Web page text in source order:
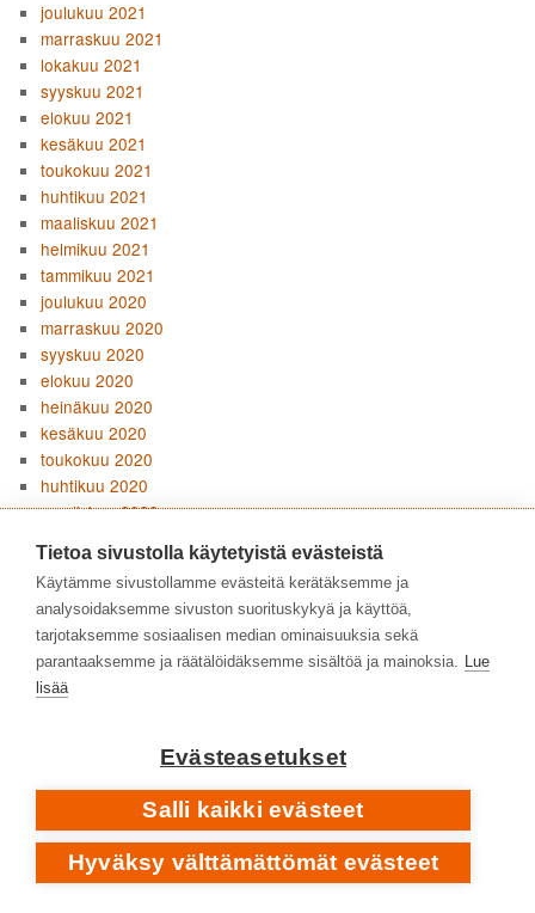
joulukuu 2021
marraskuu 2021
lokakuu 2021
syyskuu 2021
elokuu 2021
kesäkuu 2021
toukokuu 2021
huhtikuu 2021
maaliskuu 2021
helmikuu 2021
tammikuu 2021
joulukuu 2020
marraskuu 2020
syyskuu 2020
elokuu 2020
heinäkuu 2020
kesäkuu 2020
toukokuu 2020
huhtikuu 2020
maaliskuu 2020
joulukuu 2019
marraskuu 2019
lokakuu 2019
syyskuu 2019
elokuu 2019
heinäkuu 2019
maaliskuu 2019
helmikuu 2019
tammikuu 2019
joulukuu 2018
Tietoa sivustolla käytetyistä evästeistä
Käytämme sivustollamme evästeitä kerätäksemme ja
analysoidaksemme sivuston suorituskykyä ja käyttöä,
tarjotaksemme sosiaalisen median ominaisuuksia sekä
parantaaksemme ja räätälöidäksemme sisältöä ja mainoksia. Lue
lisää
Evästeasetukset
Salli kaikki evästeet
Hyväksy välttämättömät evästeet